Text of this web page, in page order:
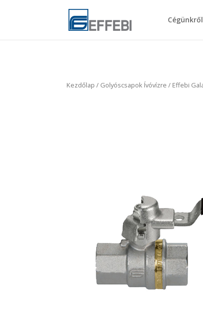
Cégünkről
Kezdőlap / Golyóscsapok Ívóvízre / Effebi